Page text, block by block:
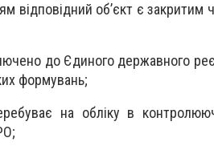
відповідний об’єкт є закритим
до Єдиного державного
формувань;
на обліку в